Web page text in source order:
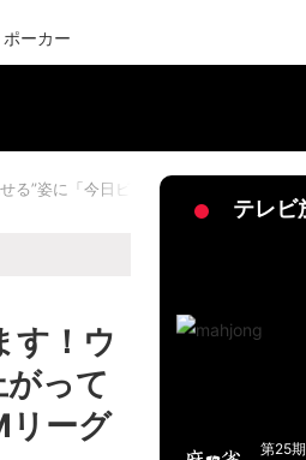
ポーカー
”姿に「今日ビジュ仕上がってる」「
す！ウ
って
リーグ
テレビ
第25